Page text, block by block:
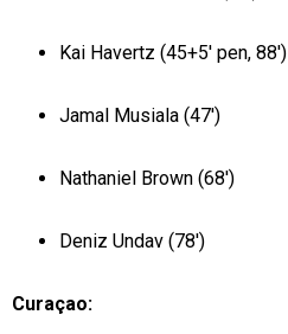
Kai Havertz (45+5′ pen, 88′)
Jamal Musiala (47′)
Nathaniel Brown (68′)
Deniz Undav (78′)
Curaçao: